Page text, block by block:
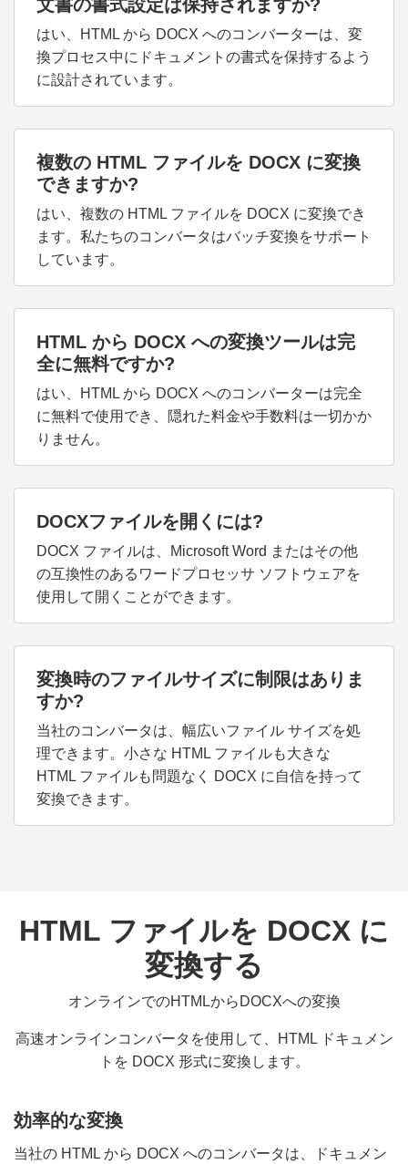
文書の書式設定は保持されますか?
はい、HTML から DOCX へのコンバーターは、変
換プロセス中にドキュメントの書式を保持するよう
に設計されています。
複数の HTML ファイルを DOCX に変換
できますか?
はい、複数の HTML ファイルを DOCX に変換でき
ます。私たちのコンバータはバッチ変換をサポート
しています。
HTML から DOCX への変換ツールは完
全に無料ですか?
はい、HTML から DOCX へのコンバーターは完全
に無料で使用でき、隠れた料金や手数料は一切かか
りません。
DOCXファイルを開くには?
DOCX ファイルは、Microsoft Word またはその他
の互換性のあるワードプロセッサ ソフトウェアを
使用して開くことができます。
変換時のファイルサイズに制限はありま
すか?
当社のコンバータは、幅広いファイル サイズを処
理できます。小さな HTML ファイルも大きな
HTML ファイルも問題なく DOCX に自信を持って
変換できます。
HTML ファイルを DOCX に
変換する
オンラインでのHTMLからDOCXへの変換
高速オンラインコンバータを使用して、HTML ドキュメン
トを DOCX 形式に変換します。
効率的な変換
当社の HTML から DOCX へのコンバータは、ドキュメン